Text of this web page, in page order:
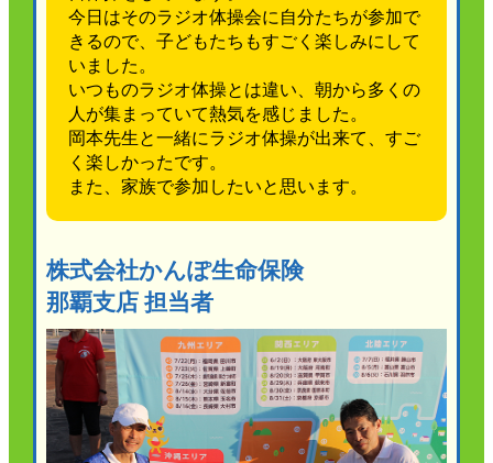
今日はそのラジオ体操会に自分たちが参加で
きるので、子どもたちもすごく楽しみにして
いました。
いつものラジオ体操とは違い、朝から多くの
人が集まっていて熱気を感じました。
岡本先生と一緒にラジオ体操が出来て、すご
く楽しかったです。
また、家族で参加したいと思います。
株式会社かんぽ生命保険
那覇支店 担当者